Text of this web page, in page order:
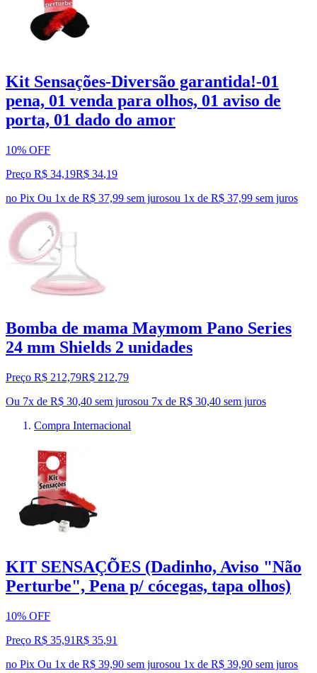
Kit Sensações-Diversão garantida!-01
pena, 01 venda para olhos, 01 aviso de
porta, 01 dado do amor
10% OFF
Preço R$ 34,19R$ 34,19
no Pix Ou 1x de R$ 37,99 sem jurosou 1x de R$ 37,99 sem juros
Bomba de mama Maymom Pano Series
24 mm Shields 2 unidades
Preço R$ 212,79R$ 212,79
Ou 7x de R$ 30,40 sem jurosou 7x de R$ 30,40 sem juros
Compra Internacional
KIT SENSAÇÕES (Dadinho, Aviso "Não
Perturbe", Pena p/ cócegas, tapa olhos)
10% OFF
Preço R$ 35,91R$ 35,91
no Pix Ou 1x de R$ 39,90 sem jurosou 1x de R$ 39,90 sem juros